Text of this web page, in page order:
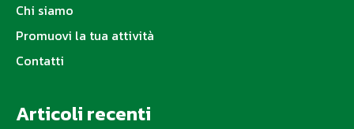
Chi siamo
Promuovi la tua attività
Contatti
Articoli recenti